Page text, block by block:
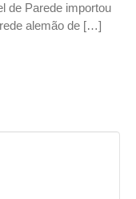
de Parede importou
alemão de […]